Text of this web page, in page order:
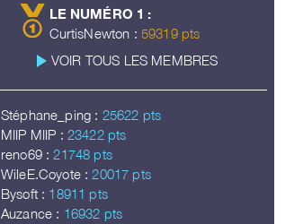
LE NUMÉRO 1 :
CurtisNewton : 59319 pts
play_arrow VOIR TOUS LES MEMBRES
Stéphane_ping : 25622 pts
MIIP MIIP : 23422 pts
reno69 : 21748 pts
WileE.Coyote : 20017 pts
Bysoft : 18911 pts
Auzance : 16932 pts